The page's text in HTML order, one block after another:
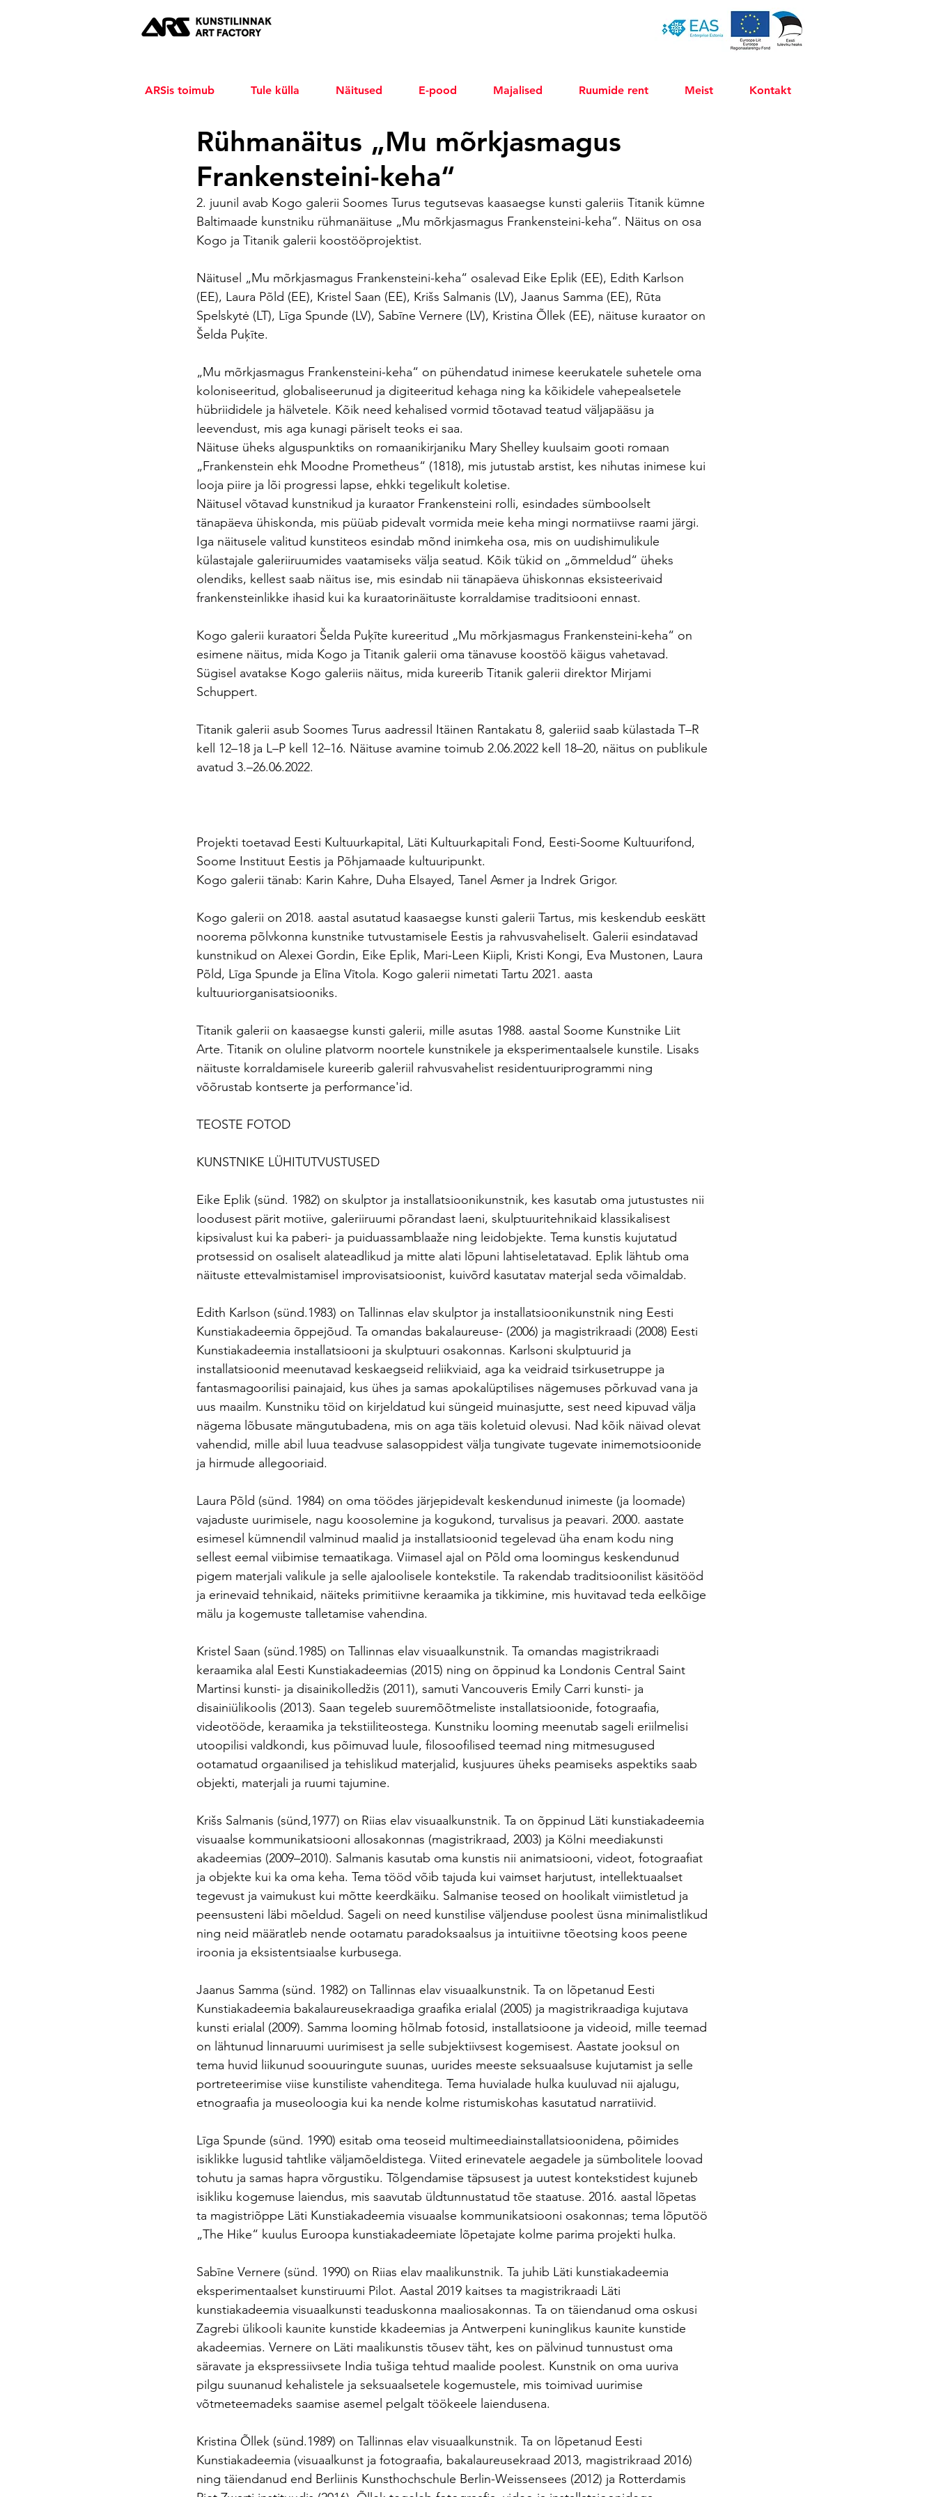
ARSis toimub Tule külla Näitused E-pood Majalised Ruumide rent Meist Kontakt
Rühmanäitus „Mu mõrkjasmagus
Frankensteini-keha“
2. juunil avab Kogo galerii Soomes Turus tegutsevas kaasaegse kunsti galeriis Titanik kümne
Baltimaade kunstniku rühmanäituse „Mu mõrkjasmagus Frankensteini-keha“. Näitus on osa
Kogo ja Titanik galerii koostööprojektist.
Näitusel „Mu mõrkjasmagus Frankensteini-keha“ osalevad Eike Eplik (EE), Edith Karlson
(EE), Laura Põld (EE), Kristel Saan (EE), Krišs Salmanis (LV), Jaanus Samma (EE), Rūta
Spelskytė (LT), Līga Spunde (LV), Sabīne Vernere (LV), Kristina Õllek (EE), näituse kuraator on
Šelda Puķīte.
„Mu mõrkjasmagus Frankensteini-keha“ on pühendatud inimese keerukatele suhetele oma
koloniseeritud, globaliseerunud ja digiteeritud kehaga ning ka kõikidele vahepealsetele
hübriididele ja hälvetele. Kõik need kehalised vormid tõotavad teatud väljapääsu ja
leevendust, mis aga kunagi päriselt teoks ei saa.
Näituse üheks alguspunktiks on romaanikirjaniku Mary Shelley kuulsaim gooti romaan
„Frankenstein ehk Moodne Prometheus“ (1818), mis jutustab arstist, kes nihutas inimese kui
looja piire ja lõi progressi lapse, ehkki tegelikult koletise.
Näitusel võtavad kunstnikud ja kuraator Frankensteini rolli, esindades sümboolselt
tänapäeva ühiskonda, mis püüab pidevalt vormida meie keha mingi normatiivse raami järgi.
Iga näitusele valitud kunstiteos esindab mõnd inimkeha osa, mis on uudishimulikule
külastajale galeriiruumides vaatamiseks välja seatud. Kõik tükid on „õmmeldud“ üheks
olendiks, kellest saab näitus ise, mis esindab nii tänapäeva ühiskonnas eksisteerivaid
frankensteinlikke ihasid kui ka kuraatorinäituste korraldamise traditsiooni ennast.
Kogo galerii kuraatori Šelda Puķīte kureeritud „Mu mõrkjasmagus Frankensteini-keha“ on
esimene näitus, mida Kogo ja Titanik galerii oma tänavuse koostöö käigus vahetavad.
Sügisel avatakse Kogo galeriis näitus, mida kureerib Titanik galerii direktor Mirjami
Schuppert.
Titanik galerii asub Soomes Turus aadressil Itäinen Rantakatu 8, galeriid saab külastada T–R
kell 12–18 ja L–P kell 12–16. Näituse avamine toimub 2.06.2022 kell 18–20, näitus on publikule
avatud 3.–26.06.2022.
Projekti toetavad Eesti Kultuurkapital, Läti Kultuurkapitali Fond, Eesti-Soome Kultuurifond,
Soome Instituut Eestis ja Põhjamaade kultuuripunkt.
Kogo galerii tänab: Karin Kahre, Duha Elsayed, Tanel Asmer ja Indrek Grigor.
Kogo galerii on 2018. aastal asutatud kaasaegse kunsti galerii Tartus, mis keskendub eeskätt
noorema põlvkonna kunstnike tutvustamisele Eestis ja rahvusvaheliselt. Galerii esindatavad
kunstnikud on Alexei Gordin, Eike Eplik, Mari-Leen Kiipli, Kristi Kongi, Eva Mustonen, Laura
Põld, Līga Spunde ja Elīna Vītola. Kogo galerii nimetati Tartu 2021. aasta
kultuuriorganisatsiooniks.
Titanik galerii on kaasaegse kunsti galerii, mille asutas 1988. aastal Soome Kunstnike Liit
Arte. Titanik on oluline platvorm noortele kunstnikele ja eksperimentaalsele kunstile. Lisaks
näituste korraldamisele kureerib galeriil rahvusvahelist residentuuriprogrammi ning
võõrustab kontserte ja performance'id.
TEOSTE FOTOD
KUNSTNIKE LÜHITUTVUSTUSED
Eike Eplik (sünd. 1982) on skulptor ja installatsioonikunstnik, kes kasutab oma jutustustes nii
loodusest pärit motiive, galeriiruumi põrandast laeni, skulptuuritehnikaid klassikalisest
kipsivalust kui ka paberi- ja puiduassamblaaže ning leidobjekte. Tema kunstis kujutatud
protsessid on osaliselt alateadlikud ja mitte alati lõpuni lahtiseletatavad. Eplik lähtub oma
näituste ettevalmistamisel improvisatsioonist, kuivõrd kasutatav materjal seda võimaldab.
Edith Karlson (sünd.1983) on Tallinnas elav skulptor ja installatsioonikunstnik ning Eesti
Kunstiakadeemia õppejõud. Ta omandas bakalaureuse- (2006) ja magistrikraadi (2008) Eesti
Kunstiakadeemia installatsiooni ja skulptuuri osakonnas. Karlsoni skulptuurid ja
installatsioonid meenutavad keskaegseid reliikviaid, aga ka veidraid tsirkusetruppe ja
fantasmagoorilisi painajaid, kus ühes ja samas apokalüptilises nägemuses põrkuvad vana ja
uus maailm. Kunstniku töid on kirjeldatud kui süngeid muinasjutte, sest need kipuvad välja
nägema lõbusate mängutubadena, mis on aga täis koletuid olevusi. Nad kõik näivad olevat
vahendid, mille abil luua teadvuse salasoppidest välja tungivate tugevate inimemotsioonide
ja hirmude allegooriaid.
Laura Põld (sünd. 1984) on oma töödes järjepidevalt keskendunud inimeste (ja loomade)
vajaduste uurimisele, nagu koosolemine ja kogukond, turvalisus ja peavari. 2000. aastate
esimesel kümnendil valminud maalid ja installatsioonid tegelevad üha enam kodu ning
sellest eemal viibimise temaatikaga. Viimasel ajal on Põld oma loomingus keskendunud
pigem materjali valikule ja selle ajaloolisele kontekstile. Ta rakendab traditsioonilist käsitööd
ja erinevaid tehnikaid, näiteks primitiivne keraamika ja tikkimine, mis huvitavad teda eelkõige
mälu ja kogemuste talletamise vahendina.
Kristel Saan (sünd.1985) on Tallinnas elav visuaalkunstnik. Ta omandas magistrikraadi
keraamika alal Eesti Kunstiakadeemias (2015) ning on õppinud ka Londonis Central Saint
Martinsi kunsti- ja disainikolledžis (2011), samuti Vancouveris Emily Carri kunsti- ja
disainiülikoolis (2013). Saan tegeleb suuremõõtmeliste installatsioonide, fotograafia,
videotööde, keraamika ja tekstiiliteostega. Kunstniku looming meenutab sageli eriilmelisi
utoopilisi valdkondi, kus põimuvad luule, filosoofilised teemad ning mitmesugused
ootamatud orgaanilised ja tehislikud materjalid, kusjuures üheks peamiseks aspektiks saab
objekti, materjali ja ruumi tajumine.
Krišs Salmanis (sünd,1977) on Riias elav visuaalkunstnik. Ta on õppinud Läti kunstiakadeemia
visuaalse kommunikatsiooni allosakonnas (magistrikraad, 2003) ja Kölni meediakunsti
akadeemias (2009–2010). Salmanis kasutab oma kunstis nii animatsiooni, videot, fotograafiat
ja objekte kui ka oma keha. Tema tööd võib tajuda kui vaimset harjutust, intellektuaalset
tegevust ja vaimukust kui mõtte keerdkäiku. Salmanise teosed on hoolikalt viimistletud ja
peensusteni läbi mõeldud. Sageli on need kunstilise väljenduse poolest üsna minimalistlikud
ning neid määratleb nende ootamatu paradoksaalsus ja intuitiivne tõeotsing koos peene
iroonia ja eksistentsiaalse kurbusega.
Jaanus Samma (sünd. 1982) on Tallinnas elav visuaalkunstnik. Ta on lõpetanud Eesti
Kunstiakadeemia bakalaureusekraadiga graafika erialal (2005) ja magistrikraadiga kujutava
kunsti erialal (2009). Samma looming hõlmab fotosid, installatsioone ja videoid, mille teemad
on lähtunud linnaruumi uurimisest ja selle subjektiivsest kogemisest. Aastate jooksul on
tema huvid liikunud soouuringute suunas, uurides meeste seksuaalsuse kujutamist ja selle
portreteerimise viise kunstiliste vahenditega. Tema huvialade hulka kuuluvad nii ajalugu,
etnograafia ja museoloogia kui ka nende kolme ristumiskohas kasutatud narratiivid.
Līga Spunde (sünd. 1990) esitab oma teoseid multimeediainstallatsioonidena, põimides
isiklikke lugusid tahtlike väljamõeldistega. Viited erinevatele aegadele ja sümbolitele loovad
tohutu ja samas hapra võrgustiku. Tõlgendamise täpsusest ja uutest kontekstidest kujuneb
isikliku kogemuse laiendus, mis saavutab üldtunnustatud tõe staatuse. 2016. aastal lõpetas
ta magistriõppe Läti Kunstiakadeemia visuaalse kommunikatsiooni osakonnas; tema lõputöö
„The Hike“ kuulus Euroopa kunstiakadeemiate lõpetajate kolme parima projekti hulka.
Sabīne Vernere (sünd. 1990) on Riias elav maalikunstnik. Ta juhib Läti kunstiakadeemia
eksperimentaalset kunstiruumi Pilot. Aastal 2019 kaitses ta magistrikraadi Läti
kunstiakadeemia visuaalkunsti teaduskonna maaliosakonnas. Ta on täiendanud oma oskusi
Zagrebi ülikooli kaunite kunstide kkadeemias ja Antwerpeni kuninglikus kaunite kunstide
akadeemias. Vernere on Läti maalikunstis tõusev täht, kes on pälvinud tunnustust oma
säravate ja ekspressiivsete India tušiga tehtud maalide poolest. Kunstnik on oma uuriva
pilgu suunanud kehalistele ja seksuaalsetele kogemustele, mis toimivad uurimise
võtmeteemadeks saamise asemel pelgalt töökeele laiendusena.
Kristina Õllek (sünd.1989) on Tallinnas elav visuaalkunstnik. Ta on lõpetanud Eesti
Kunstiakadeemia (visuaalkunst ja fotograafia, bakalaureusekraad 2013, magistrikraad 2016)
ning täiendanud end Berliinis Kunsthochschule Berlin-Weissensees (2012) ja Rotterdamis